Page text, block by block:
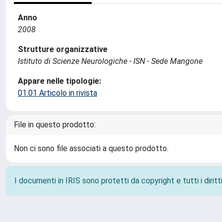
Anno
2008
Strutture organizzative
Istituto di Scienze Neurologiche - ISN - Sede Mangone
Appare nelle tipologie:
01.01 Articolo in rivista
File in questo prodotto:
Non ci sono file associati a questo prodotto.
I documenti in IRIS sono protetti da copyright e tutti i